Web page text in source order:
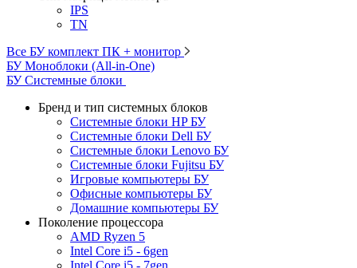
IPS
TN
Все БУ комплект ПК + монитор
БУ Моноблоки (All-in-One)
БУ Системные блоки
Бренд и тип системных блоков
Системные блоки HP БУ
Системные блоки Dell БУ
Системные блоки Lenovo БУ
Системные блоки Fujitsu БУ
Игровые компьютеры БУ
Офисные компьютеры БУ
Домашние компьютеры БУ
Поколение процессора
AMD Ryzen 5
Intel Core i5 - 6gen
Intel Core i5 - 7gen